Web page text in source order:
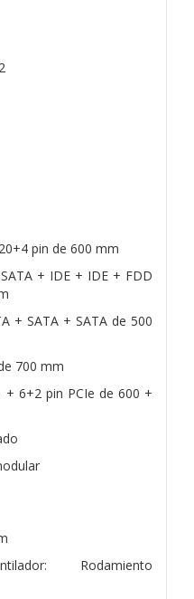
pin de 600 mm
+ IDE + IDE + FDD
+ SATA + SATA de 500
700 mm
+ 6+2 pin PCIe de 600 +
Rodamiento